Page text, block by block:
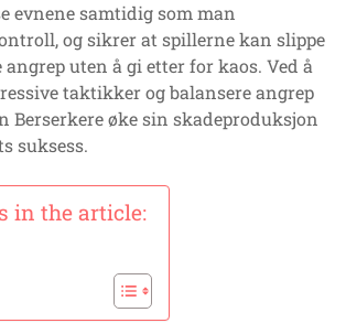
evnene samtidig som man
og sikrer at spillerne kan slippe
angrep uten å gi etter for kaos. Ved å
taktikker og balansere angrep
Berserkere øke sin skadeproduksjon
suksess.
in the article: